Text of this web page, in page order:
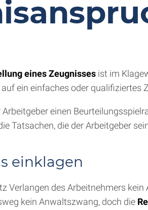
eines Zeugnisses ist im
ein einfaches oder qualifiziertes
einen
Tatsachen, die der Arbeitgeber
einklagen
Verlangen des Arbeitnehmers
kein Anwaltszwang, doch die